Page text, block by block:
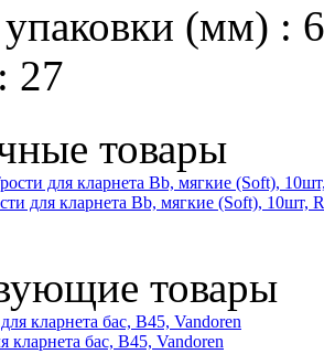
(мм) :
27
товары
для кларнета Bb, мягкие (Soft), 10шт,
товары
бас, B45, Vandoren